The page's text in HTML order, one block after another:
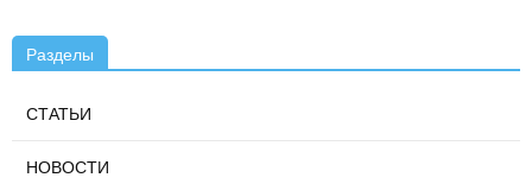
Разделы
СТАТЬИ
НОВОСТИ